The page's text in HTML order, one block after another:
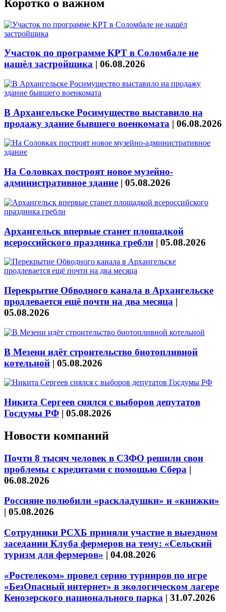
Коротко о важном
Участок по программе КРТ в Соломбале не
нашёл застройщика | 06.08.2026
В Архангельске Росимущество выставило на
продажу здание бывшего военкомата | 06.08.2026
На Соловках построят новое музейно-
административное здание | 05.08.2026
Архангельск впервые станет площадкой
всероссийского праздника гребли | 05.08.2026
Перекрытие Обводного канала в Архангельске
продлевается ещё почти на два месяца |
05.08.2026
В Мезени идёт строительство биотопливной
котельной | 05.08.2026
Никита Сергеев снялся с выборов депутатов
Госдумы РФ | 05.08.2026
Новости компаний
Почти 8 тысяч человек в СЗФО решили свои
проблемы с кредитами с помощью Сбера |
06.08.2026
Россияне полюбили «раскладушки» и «книжки»
| 05.08.2026
Сотрудники РСХБ приняли участие в выездном
заседании Клуба фермеров на тему: «Сельский
туризм для фермеров» | 04.08.2026
«Ростелеком» провел серию турниров по игре
«БезОпасный интернет» в экологическом лагере
Кенозерского национального парка | 31.07.2026